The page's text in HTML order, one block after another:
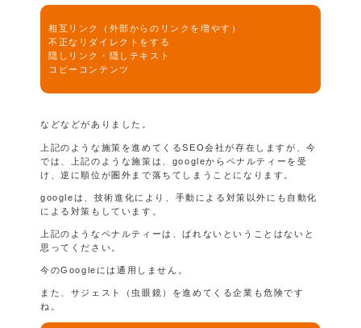
相互リンク（外部からのリンクを増やす）
不正なリダイレクトをする
隠しリンク・隠しテキスト
コピーコンテンツ
などなどがありました。
上記のような施策を進めてくるSEO会社が存在しますが、今
では、上記のような施策は、googleからペナルティーを受
け、逆に順位が圏外まで落ちてしまうことになります。
googleは、技術進化により、手動による対策以外にも自動化
による対策もしています。
上記のようなペナルティーは、ばれないということはないと
思ってください。
今のGoogleには通用しません。
また、サジェスト（虫眼鏡）を進めてくる企業も危険です
ね。